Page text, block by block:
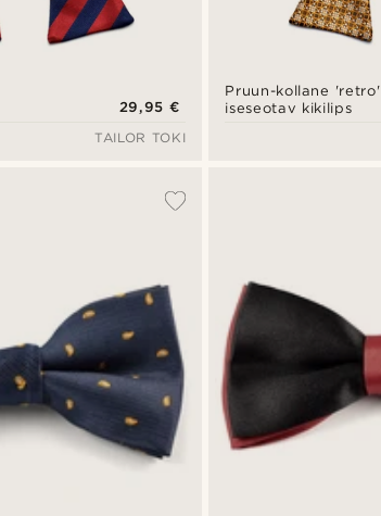
29,95 €
TAILOR TOKI
Pruun-kollane 'retro'
iseseotav kikilips